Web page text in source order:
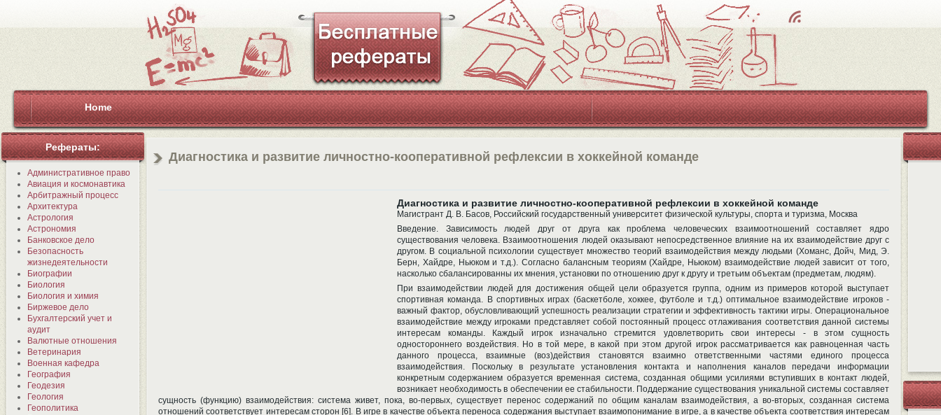
Чт
ие
Home
Рефераты:
Административное право
Авиация и космонавтика
Арбитражный процесс
Архитектура
Астрология
Астрономия
Банковское дело
Безопасность
жизнедеятельности
Биографии
Биология
Биология и химия
Биржевое дело
Бухгалтерский учет и
аудит
Валютные отношения
Ветеринария
Военная кафедра
География
Геодезия
Геология
Геополитика
Диагностика и развитие личностно-кооперативной рефлексии в хоккейной команде
Диагностика и развитие личностно-кооперативной рефлексии в хоккейной команде
Магистрант Д. В. Басов, Российский государственный университет физической культуры, спорта и туризма, Москва
Введение. Зависимость людей друг от друга как проблема человеческих взаимоотношений составляет ядро
существования человека. Взаимоотношения людей оказывают непосредственное влияние на их взаимодействие друг с
другом. В социальной психологии существует множество теорий взаимодействия между людьми (Хоманс, Дойч, Мид, Э.
Берн, Хайдре, Ньюком и т.д.). Согласно балансным теориям (Хайдре, Ньюком) взаимодействие людей зависит от того,
насколько сбалансированны их мнения, установки по отношению друг к другу и третьим объектам (предметам, людям).
При взаимодействии людей для достижения общей цели образуется группа, одним из примеров которой выступает
спортивная команда. В спортивных играх (баскетболе, хоккее, футболе и т.д.) оптимальное взаимодействие игроков -
важный фактор, обусловливающий успешность реализации стратегии и эффективность тактики игры. Операциональное
взаимодействие между игроками представляет собой постоянный процесс отлаживания соответствия данной системы
интересам команды. Каждый игрок изначально стремится удовлетворить свои интересы - в этом сущность
одностороннего воздействия. Но в той мере, в какой при этом другой игрок рассматривается как равноценная часть
данного процесса, взаимные (воз)действия становятся взаимно ответственными частями единого процесса
взаимодействия. Поскольку в результате установления контакта и наполнения каналов передачи информации
конкретным содержанием образуется временная система, созданная общими усилиями вступивших в контакт людей,
возникает необходимость в обеспечении ее стабильности. Поддержание существования уникальной системы составляет
сущность (функцию) взаимодействия: система живет, пока, во-первых, существует перенос содержаний по общим каналам взаимодействия, а во-вторых, созданная система
отношений соответствует интересам сторон [6]. В игре в качестве объекта переноса содержания выступает взаимопонимание в игре, а в качестве объекта соответствия интересам